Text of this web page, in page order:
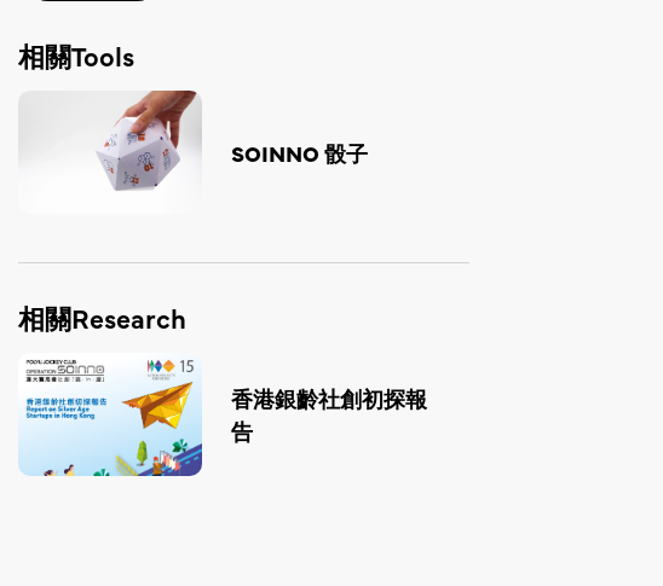
相關Tools
SOINNO 骰子
相關Research
香港銀齡社創初探報
告